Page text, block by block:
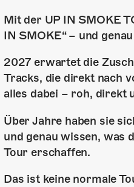
Mit der UP IN SMOKE
IN SMOKE“ – und
2027 erwartet die
Tracks, die direkt nach
alles dabei – roh, direkt
Über Jahre haben sie
und genau wissen, was
Tour erschaffen.
Das ist keine normale